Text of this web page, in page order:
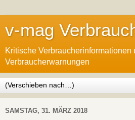
v-mag
Kritische Verbraucherinformationen
Verbraucherwarnungen
SAMSTAG, 31. MÄRZ 2018